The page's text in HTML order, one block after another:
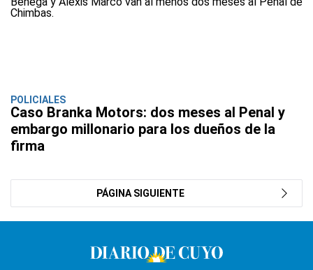
POLICIALES
Caso Branka Motors: dos meses al Penal y
embargo millonario para los dueños de la
firma
PÁGINA SIGUIENTE